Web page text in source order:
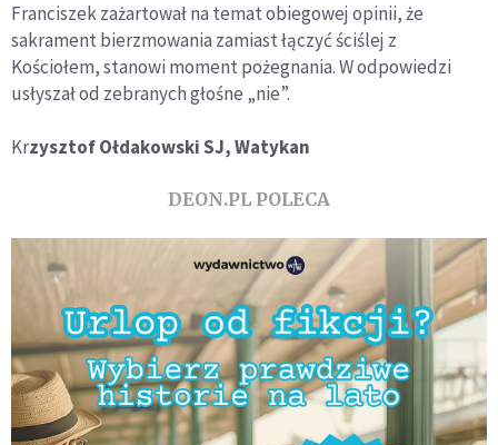
Franciszek zażartował na temat obiegowej opinii, że
sakrament bierzmowania zamiast łączyć ściślej z
Kościołem, stanowi moment pożegnania. W odpowiedzi
usłyszał od zebranych głośne „nie”.
Krzysztof Ołdakowski SJ, Watykan
DEON.PL POLECA